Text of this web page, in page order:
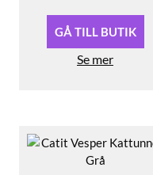
GÅ TILL BUTIK
Se mer